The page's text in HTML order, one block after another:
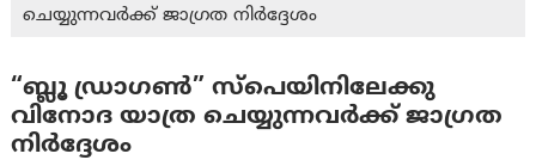
ചെയ്യുന്നവർക്ക് ജാഗ്രത നിർദ്ദേശം
“ബ്ലൂ ഡ്രാഗൺ” സ്പെയിനിലേക്കു
വിനോദ യാത്ര ചെയ്യുന്നവർക്ക് ജാഗ്രത
നിർദ്ദേശം